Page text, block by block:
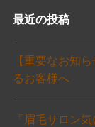
最近の投稿
【重要なお知
るお客様へ
「眉毛サロン